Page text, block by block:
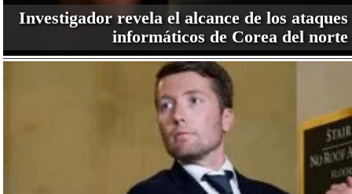
Investigador revela el alcance de los ataques
informáticos de Corea del norte